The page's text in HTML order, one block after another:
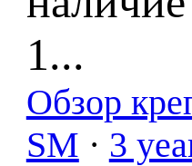
1...
Обзор
SM · 3